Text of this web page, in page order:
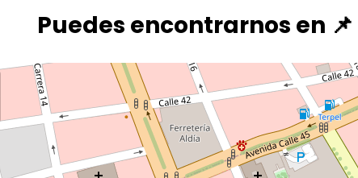
Puedes encontrarnos en 📌